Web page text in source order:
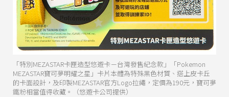
「特別MEZASTAR卡匣造型悠遊卡－台灣發售紀念款」「Pokemon
MEZASTAR寶可夢明耀之星」卡片本體為特殊黑色材質、搭上皮卡丘
的卡面設計，及印製MEZASTAR官方Logo拉繩，定價為190元，寶可夢
鐵粉相當值得收藏。（悠遊卡公司提供）